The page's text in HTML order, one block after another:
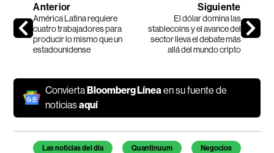
Anterior
América Latina requiere
cuatro trabajadores para
producir lo mismo que un
estadounidense
Siguiente
El dólar domina las
stablecoins y el avance del
sector lleva el debate más
allá del mundo cripto
ConviertaBloomberg Línea en su fuente de
noticiasaquí
Temas de este artículo
Las noticias del día Quantinuum Negocios